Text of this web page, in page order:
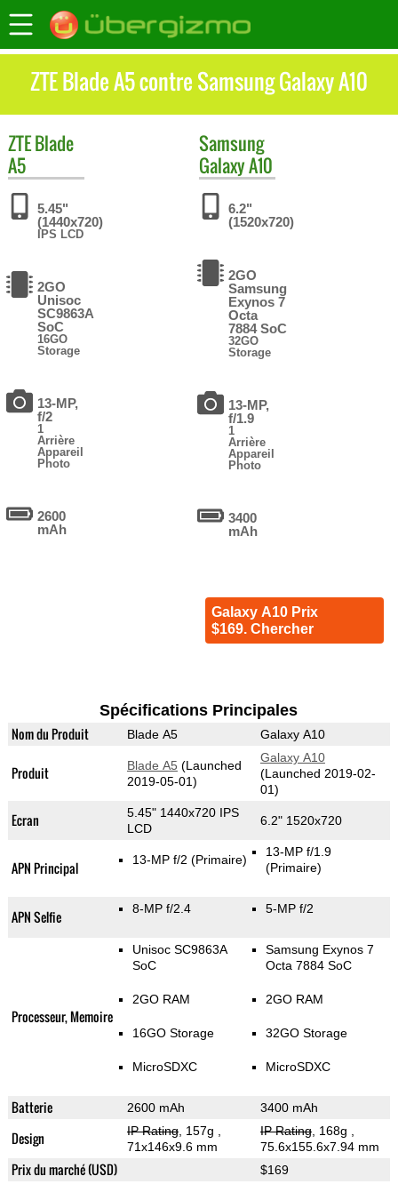
ZTE Blade A5 contre Samsung Galaxy A10
ZTEBlade
A5
5.45"
(1440x720)
IPS LCD
2GO
Unisoc
SC9863A
SoC
16GO
Storage
13-MP,
f/2
1
Arrière
Appareil
Photo
2600
mAh
Samsung
Galaxy A10
6.2"
(1520x720)
2GO
Samsung
Exynos 7
Octa
7884 SoC
32GO
Storage
13-MP,
f/1.9
1
Arrière
Appareil
Photo
3400
mAh
Galaxy A10 Prix
$169. Chercher
Spécifications Principales
Nom du Produit Blade A5 Galaxy A10
Produit Blade A5 (Launched
2019-05-01)
Galaxy A10
(Launched 2019-02-
01)
Ecran
5.45" 1440x720 IPS
LCD
6.2" 1520x720
APN Principal 13-MP f/2 (Primaire)
13-MP f/1.9
(Primaire)
APN Selfie 8-MP f/2.4 5-MP f/2
Processeur, Memoire
Unisoc SC9863A
SoC
2GO RAM
16GO Storage
MicroSDXC
Samsung Exynos 7
Octa 7884 SoC
2GO RAM
32GO Storage
MicroSDXC
Batterie 2600 mAh 3400 mAh
Design IP Rating, 157g
71x146x9.6 mm
IP Rating, 168g
75.6x155.6x7.94 mm
Prix du marché (USD) $169